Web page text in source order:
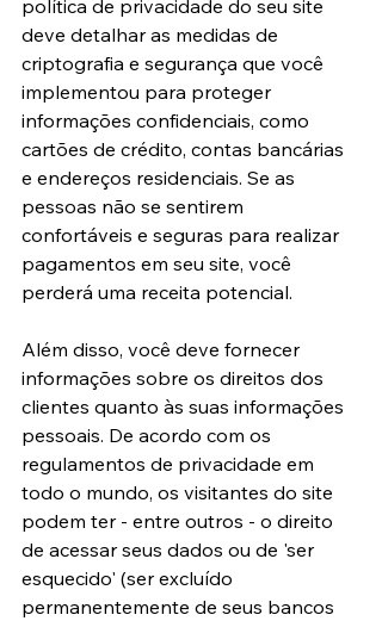
política de privacidade do seu site
deve detalhar as medidas de
criptografia e segurança que você
implementou para proteger
informações confidenciais, como
cartões de crédito, contas bancárias
e endereços residenciais. Se as
pessoas não se sentirem
confortáveis e seguras para realizar
pagamentos em seu site, você
perderá uma receita potencial.
Além disso, você deve fornecer
informações sobre os direitos dos
clientes quanto às suas informações
pessoais. De acordo com os
regulamentos de privacidade em
todo o mundo, os visitantes do site
podem ter - entre outros - o direito
de acessar seus dados ou de 'ser
esquecido' (ser excluído
permanentemente de seus bancos